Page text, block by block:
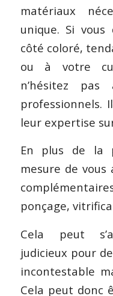
matériaux
unique. Si
côté coloré,
ou à votre
n’hésitez
professionnels.
leur expertise
En plus de la
mesure de
ponçage,
Cela peut
judicieux pour
incontestable
Cela peut donc